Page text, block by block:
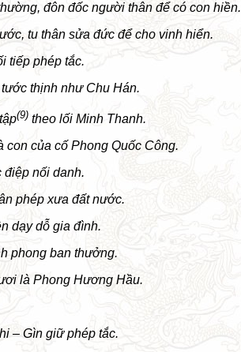
đôn đốc người thân để có con hiền.
tu thân sửa đức để cho vinh hiển.
tiếp phép tắc.
thịnh như Chu Hán.
(9) theo lối Minh Thanh.
của cố Phong Quốc Công.
điệp nối danh.
phép xưa đất nước.
dạy dỗ gia đình.
phong ban thưởng.
là Phong Hương Hầu.
– Gìn giữ phép tắc.